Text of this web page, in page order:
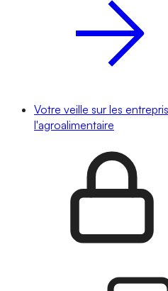
Votre veille sur les
l'agroalimentaire